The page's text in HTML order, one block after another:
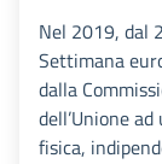
Nel 2019, dal
Settimana
dalla
dell’Unione
fisica,